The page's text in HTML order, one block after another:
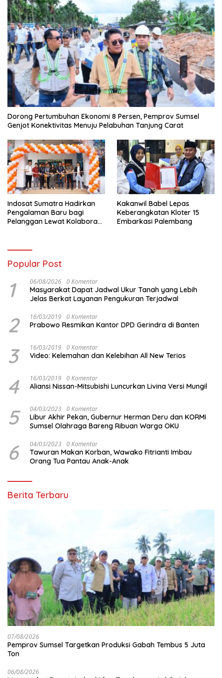
Dorong Pertumbuhan Ekonomi 8 Persen, Pemprov Sumsel
Genjot Konektivitas Menuju Pelabuhan Tanjung Carat
Indosat Sumatra Hadirkan
Pengalaman Baru bagi
Pelanggan Lewat Kolaborasi
Kakanwil Babel Lepas
Keberangkatan Kloter 15
Embarkasi Palembang
Popular Post
1 06/08/2026 0 Komentar
Masyarakat Dapat Jadwal Ukur Tanah yang Lebih
Jelas Berkat Layanan Pengukuran Terjadwal
2 16/03/2019 0 Komentar
Prabowo Resmikan Kantor DPD Gerindra di Banten
3 16/03/2019 0 Komentar
Video: Kelemahan dan Kelebihan All New Terios
4 16/03/2019 0 Komentar
Aliansi Nissan-Mitsubishi Luncurkan Livina Versi Mungil
5 04/03/2023 0 Komentar
Libur Akhir Pekan, Gubernur Herman Deru dan KORMI
Sumsel Olahraga Bareng Ribuan Warga OKU
6 04/03/2023 0 Komentar
Tawuran Makan Korban, Wawako Fitrianti Imbau
Orang Tua Pantau Anak-Anak
Berita Terbaru
07/08/2026
Pemprov Sumsel Targetkan Produksi Gabah Tembus 5 Juta
Ton
06/08/2026